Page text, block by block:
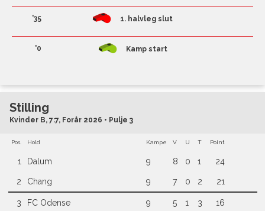
'35 1. halvleg slut
'0 Kamp start
Stilling
Kvinder B, 7:7, Forår 2026 • Pulje 3
Pos. Hold Kampe V U T Point
1 Dalum 9 8 0 1 24
2 Chang 9 7 0 2 21
3 FC Odense 9 5 1 3 16